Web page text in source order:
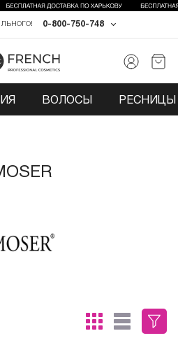
0-800-750-748
ВОЛОСЫ РЕСНИЦЫ